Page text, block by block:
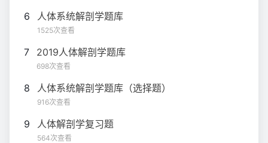
6 人体系统解剖学题库
1525次查看
7 2019人体解剖学题库
698次查看
8 人体系统解剖学题库（选择题）
916次查看
9 人体解剖学复习题
564次查看